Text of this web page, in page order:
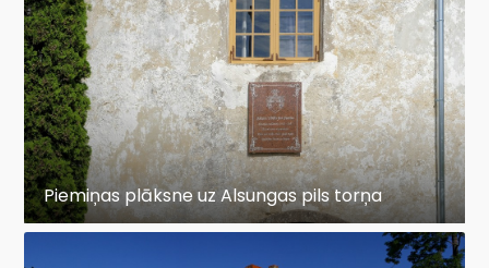
Piemiņas plāksne uz Alsungas pils torņa